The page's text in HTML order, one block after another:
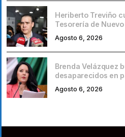
Heriberto Treviño
Tesorería de
Agosto 6, 2026
Brenda Velázquez
desaparecidos en
Agosto 6, 2026